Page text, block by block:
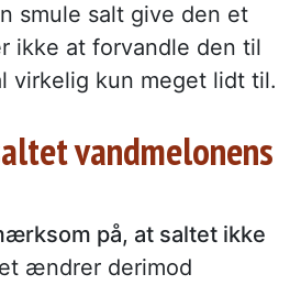
smule salt give den et
ikke at forvandle den til
virkelig kun meget lidt til.
vandmelonens
på, at saltet ikke
ændrer derimod